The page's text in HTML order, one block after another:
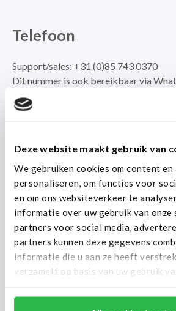
Deze website maakt gebruik van
We gebruiken cookies om content
personaliseren, om functies voor
en om ons websiteverkeer te
informatie over uw gebruik van onze
partners voor social media,
partners kunnen deze gegevens
informatie die u aan ze heeft
verzameld op basis van uw gebruik
Telefoon
Support/sales: +31 (0)85 743 0370
Dit nummer is ook bereikbaar via
24/7
Adres
Spaarpot Oost 6B
5667 KT Geldrop
Nederland
KVK:73887765
BTW: NL859699523B01